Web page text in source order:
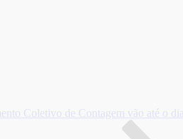
Coletivo de Contagem vão até o